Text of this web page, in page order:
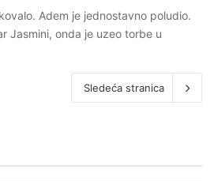
Adem je jednostavno poludio.
Jasmini, onda je uzeo torbe u
Sledeća stranica